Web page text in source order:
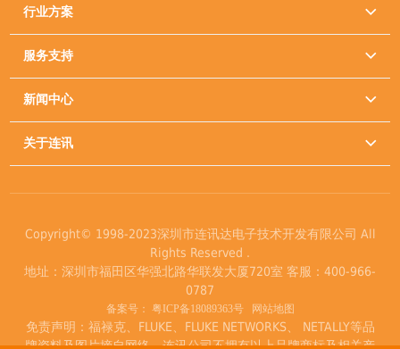
行业方案 
服务支持 
新闻中心 
关于连讯 
Copyright© 1998-2023深圳市连讯达电子技术开发有限公司 All
Rights Reserved .
地址：深圳市福田区华强北路华联发大厦720室 客服：400-966-
0787
备案号： 粤ICP备18089363号 网站地图
免责声明：福禄克、FLUKE、FLUKE NETWORKS、 NETALLY等品
牌资料及图片摘自网络，连讯公司不拥有以上品牌商标及相关产